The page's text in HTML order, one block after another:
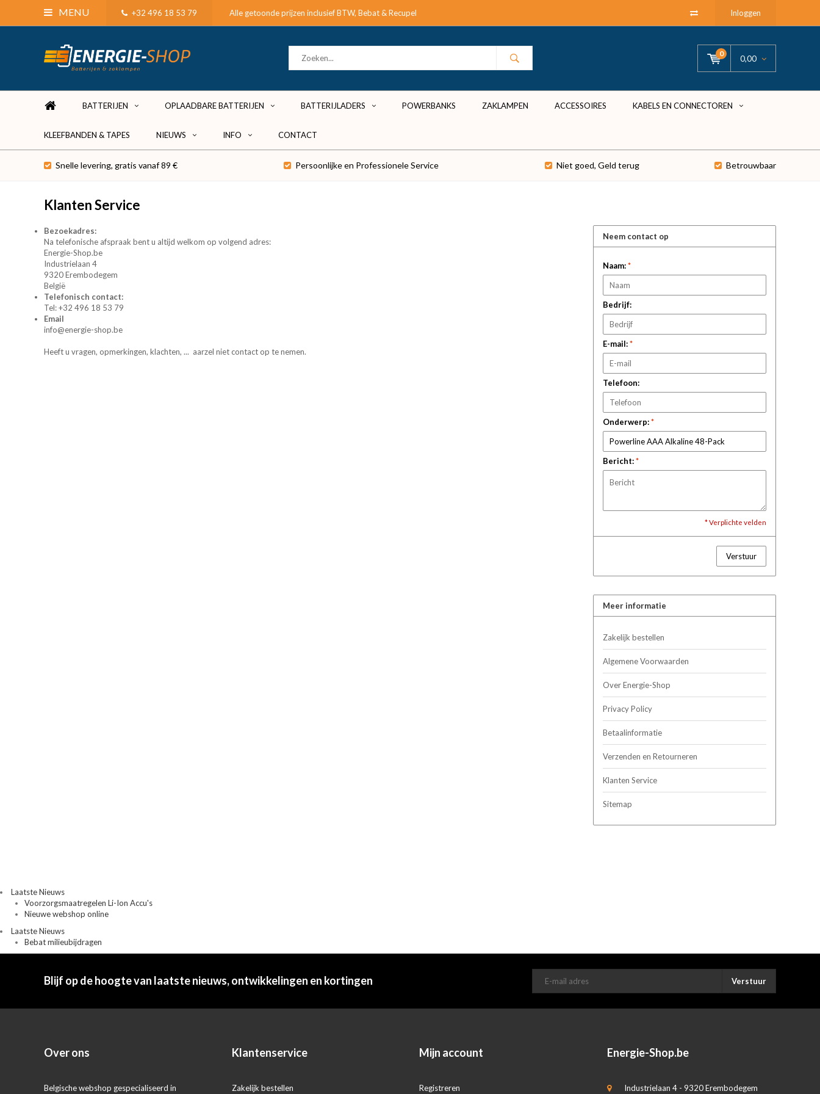
MENU +32 496 18 53 79 Alle getoonde prijzen inclusief BTW, Bebat & Recupel Inloggen
0
0,00
BATTERIJEN OPLAADBARE BATTERIJEN BATTERIJLADERS POWERBANKS ZAKLAMPEN ACCESSOIRES KABELS EN CONNECTOREN
KLEEFBANDEN & TAPES NIEUWS INFO CONTACT
Snelle levering, gratis vanaf 89 € Persoonlijke en Professionele Service Niet goed, Geld terug Betrouwbaar
Klanten Service
Bezoekadres:
Na telefonische afspraak bent u altijd welkom op volgend adres:
Energie-Shop.be
Industrielaan 4
9320 Erembodegem
België
Telefonisch contact:
Tel: +32 496 18 53 79
Email
info@energie-shop.be
Heeft u vragen, opmerkingen, klachten, ... aarzel niet contact op te nemen.
Neem contact op
Naam:*
Bedrijf:
E-mail:*
Telefoon:
Onderwerp:*
Bericht:*
* Verplichte velden
Verstuur
Meer informatie
Zakelijk bestellen
Algemene Voorwaarden
Over Energie-Shop
Privacy Policy
Betaalinformatie
Verzenden en Retourneren
Klanten Service
Sitemap
Laatste Nieuws
Voorzorgsmaatregelen Li-Ion Accu's
Nieuwe webshop online
Laatste Nieuws
Bebat milieubijdragen
Blijf op de hoogte van laatste nieuws, ontwikkelingen en kortingen Verstuur
Over ons
Belgische webshop gespecialiseerd in
Klantenservice
Zakelijk bestellen
Mijn account
Registreren
Energie-Shop.be
Industrielaan 4 - 9320 Erembodegem